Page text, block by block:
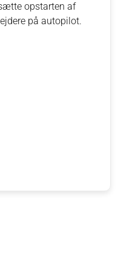
opstarten af
på autopilot.